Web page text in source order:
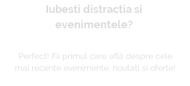
Iubesti distractia si
evenimentele?
Perfect! Fii primul care află despre cele
mai recente evenimente, noutati si oferte!